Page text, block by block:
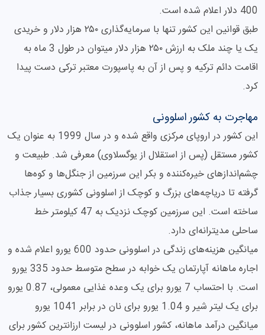
400 دلار اعلام شده است.
طبق قوانین این کشور تنها با سرمایه‌گذاری ۲۵۰ هزار دلار و خریدی
یک یا چند ملک به ارزش ۲۵۰ هزار دلار می‎توان در طول 3 ماه به
اقامت دائم ترکیه و پس از آن به پاسپورت معتبر ترکی دست پیدا
کرد.
مهاجرت به کشور اسلوونی
این کشور در اروپای مرکزی واقع شده و در سال 1999 به عنوان یک
کشور مستقل (پس از استقلال از یوگسلاوی) معرفی شد. طبیعت و
چشم‌اندازهای خیره‌کننده و بکر این سرزمین از جنگل‌ها و کوه‌ها
گرفته تا دریاچه‌های بزرگ و کوچک از اسلوونی کشوری بسیار جذاب
ساخته است. این سرزمین کوچک نزدیک به 47 کیلومتر خط
ساحلی مدیترانه‌ای دارد.
میانگین هزینه‌های زندگی در اسلوونی حدود 600 یورو اعلام شده و
اجاره ماهانه آپارتمان یک خوابه در سطح متوسط حدود 335 یورو
است. با احتساب 7 یورو برای یک وعده غذایی معمولی، 0.87 یورو
برای یک لیتر شیر و 1.04 یورو برای نان در برابر 1041 یورو
میانگین درآمد ماهانه، کشور اسلوونی در لیست ارزانترین کشور برای